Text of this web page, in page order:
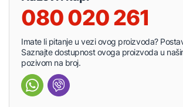
080 020 261
Imate li pitanje u vezi ovog proizvoda?
Saznajte dostupnost ovoga proizvoda u
pozivom na broj.